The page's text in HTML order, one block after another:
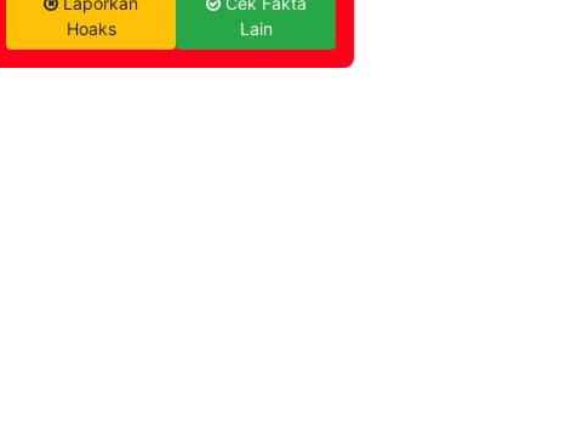
Hoaks
Lain